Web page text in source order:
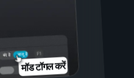
चालू है
बंद है
मॉड टॉगल करें